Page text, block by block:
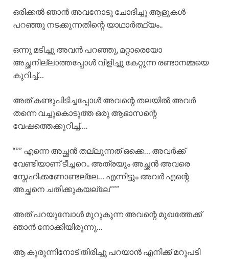
ഒരിക്കൽ ഞാൻ അവനോടു ചോദിച്ചു ആളുകൾ
പറഞ്ഞു നടക്കുന്നതിന്റെ യാഥാർത്ഥ്യം..
ഒന്നു മടിച്ചു അവൻ പറഞ്ഞു, മറ്റാരെയോ
അച്ഛനില്ലാത്തപ്പോൾ വിളിച്ചു കേറ്റുന്ന രണ്ടാനമ്മയെ
കുറിച്ച്…
അത് കണ്ടുപിടിച്ചപ്പോൾ അവന്റെ തലയിൽ അവർ
തന്നെ വച്ചുകൊടുത്ത ഒരു ആഭാസന്റെ
വേഷത്തെക്കുറിച്ച്….
“”” എന്നെ അച്ഛൻ തല്ലുന്നത് ഒക്കെ… അവർക്ക്
വേണ്ടിയാണ് ടീച്ചറെ.. അത്രയും അച്ഛൻ അവരെ
സ്നേഹിക്കണോണ്ടല്ലേ… എന്നിട്ടും അവർ എന്റെ
അച്ഛനെ ചതിക്കുകയല്ലേ”””
അത് പറയുമ്പോൾ മുറുകുന്ന അവന്റെ മുഖത്തേക്ക്
ഞാൻ നോക്കിയിരുന്നു…
ആ കുരുന്നിനോട് തിരിച്ചു പറയാൻ എനിക്ക് മറുപടി